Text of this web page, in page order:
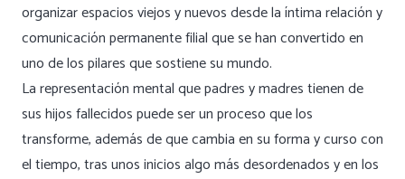
organizar espacios viejos y nuevos desde la íntima relación y
comunicación permanente filial que se han convertido en
uno de los pilares que sostiene su mundo.
La representación mental que padres y madres tienen de
sus hijos fallecidos puede ser un proceso que los
transforme, además de que cambia en su forma y curso con
el tiempo, tras unos inicios algo más desordenados y en los